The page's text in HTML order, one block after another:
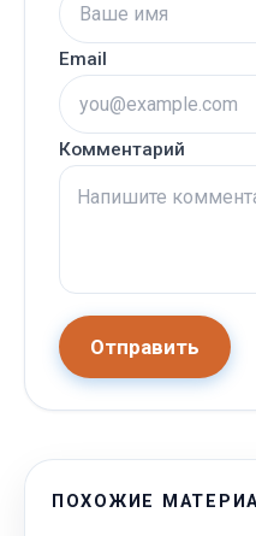
Email
Комментарий
Отправить
ПОХОЖИЕ